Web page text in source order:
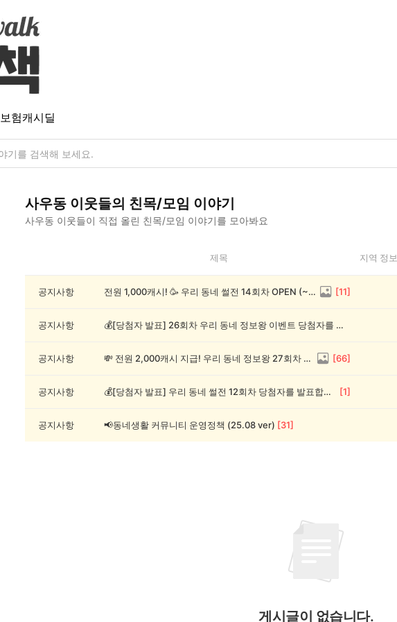
보험캐시딜
사우동 이웃들의 친목/모임 이야기
사우동 이웃들이 직접 올린 친목/모임 이야기를 모아봐요
동
제목 지역 정보
공지사항 전원 1,000캐시! 🥳 우리 동네 썰전 14회차 OPEN (~8/17) [11]
공지사항 💰[당첨자 발표] 26회차 우리 동네 정보왕 이벤트 당첨자를 발표합니다!
공지사항 💸 전원 2,000캐시 지급! 우리 동네 정보왕 27회차 (~8/10) [66]
공지사항 💰[당첨자 발표] 우리 동네 썰전 12회차 당첨자를 발표합니다! [1]
공지사항 📢동네생활 커뮤니티 운영정책 (25.08 ver) [31]
게시글이 없습니다.